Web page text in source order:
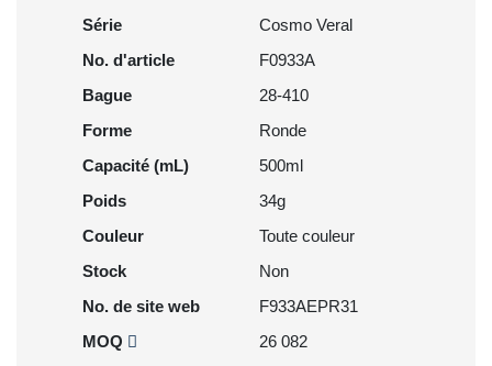
Série
Cosmo Veral
No. d'article
F0933A
Bague
28-410
Forme
Ronde
Capacité (mL)
500ml
Poids
34g
Couleur
Toute couleur
Stock
Non
No. de site web
F933AEPR31
MOQ
26 082